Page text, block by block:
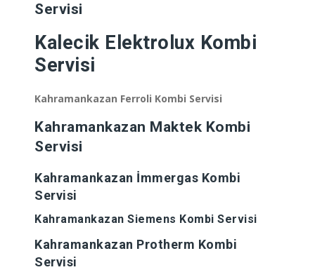
Servisi
Kalecik Elektrolux Kombi
Servisi
Kahramankazan Ferroli Kombi Servisi
Kahramankazan Maktek Kombi
Servisi
Kahramankazan İmmergas Kombi
Servisi
Kahramankazan Siemens Kombi Servisi
Kahramankazan Protherm Kombi
Servisi